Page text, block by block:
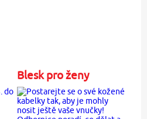
Blesk pro ženy